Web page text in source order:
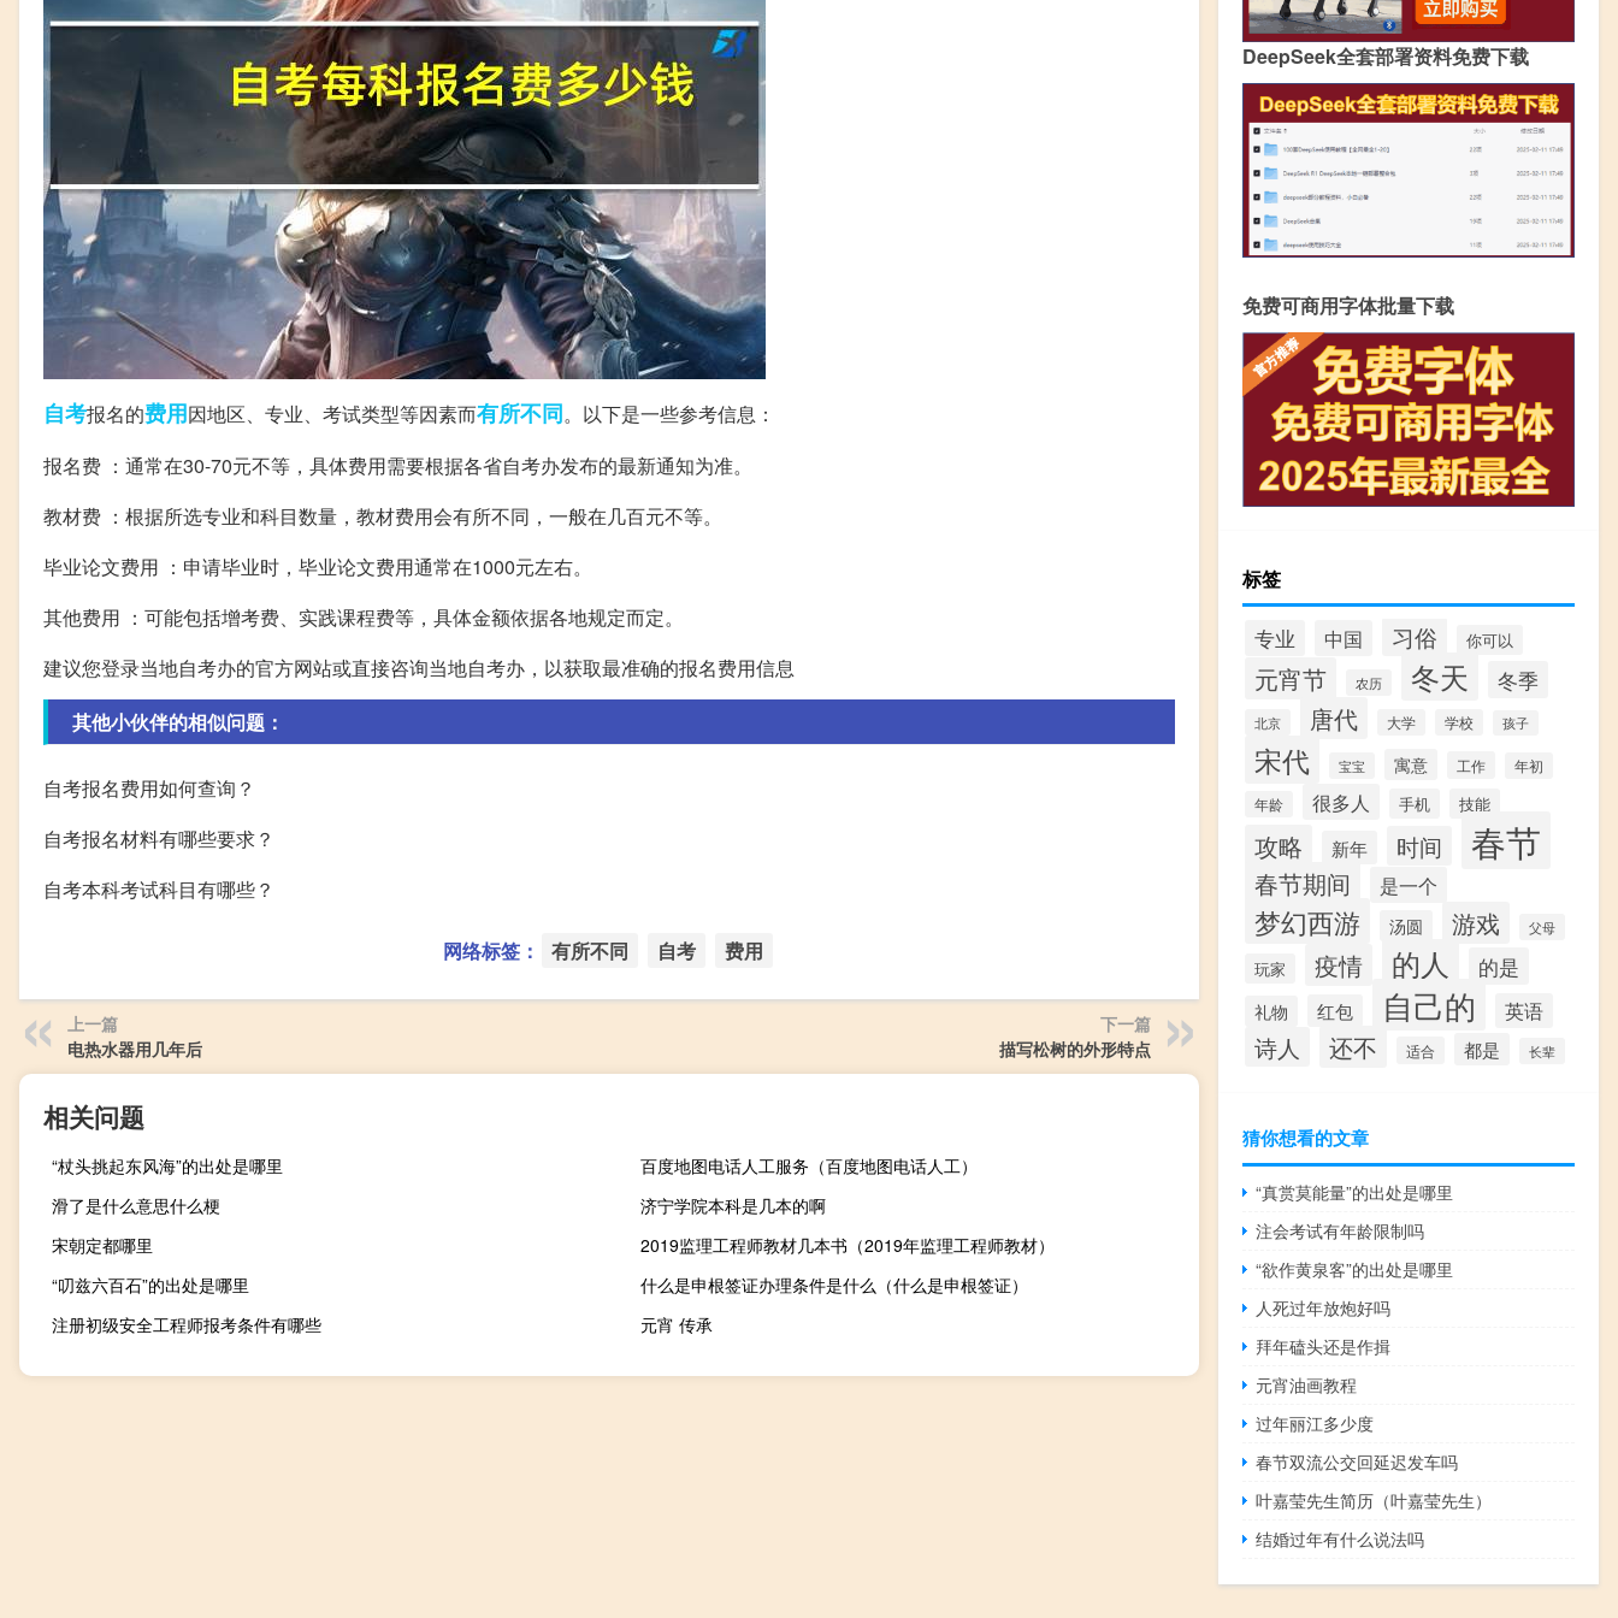
自考报名的费用因地区、专业、考试类型等因素而有所不同。以下是一些参考信息：
报名费 ：通常在30-70元不等，具体费用需要根据各省自考办发布的最新通知为准。
教材费 ：根据所选专业和科目数量，教材费用会有所不同，一般在几百元不等。
毕业论文费用 ：申请毕业时，毕业论文费用通常在1000元左右。
其他费用 ：可能包括增考费、实践课程费等，具体金额依据各地规定而定。
建议您登录当地自考办的官方网站或直接咨询当地自考办，以获取最准确的报名费用信息
其他小伙伴的相似问题：
自考报名费用如何查询？
自考报名材料有哪些要求？
自考本科考试科目有哪些？
网络标签： 有所不同 自考 费用
上一篇
电热水器用几年后
下一篇
描写松树的外形特点
相关问题
“杖头挑起东风海”的出处是哪里
百度地图电话人工服务（百度地图电话人工）
滑了是什么意思什么梗
济宁学院本科是几本的啊
宋朝定都哪里
2019监理工程师教材几本书（2019年监理工程师教材）
“叨兹六百石”的出处是哪里
什么是申根签证办理条件是什么（什么是申根签证）
注册初级安全工程师报考条件有哪些
元宵 传承
DeepSeek全套部署资料免费下载
免费可商用字体批量下载
标签
专业 中国 习俗 你可以
元宵节 农历 冬天 冬季
北京 唐代 大学 学校 孩子
宋代 宝宝 寓意 工作
年初
年龄
很多人 手机 技能
攻略 新年 时间 春节
春节期间 是一个
梦幻西游 汤圆 游戏 父母
玩家 疫情 的人 的是
礼物 红包 自己的 英语
诗人 还不 适合 都是 长辈
猜你想看的文章
“真赏莫能量”的出处是哪里
注会考试有年龄限制吗
“欲作黄泉客”的出处是哪里
人死过年放炮好吗
拜年磕头还是作揖
元宵油画教程
过年丽江多少度
春节双流公交回延迟发车吗
叶嘉莹先生简历（叶嘉莹先生）
结婚过年有什么说法吗